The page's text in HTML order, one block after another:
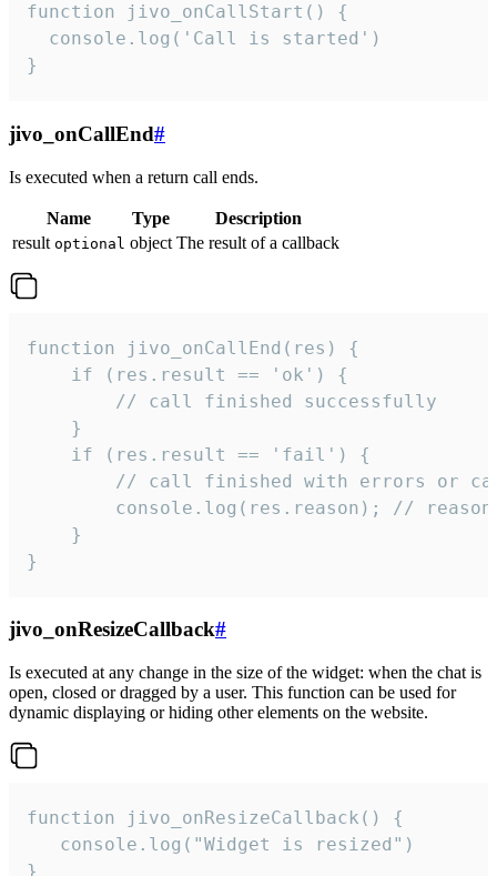
function jivo_onCallStart() {
  console.log('Call is started')
}
jivo_onCallEnd#
Is executed when a return call ends.
Name Type
Description
result optional object The result of a callback
function jivo_onCallEnd(res) {
    if (res.result == 'ok') {
        // call finished successfully
    }
    if (res.result == 'fail') {
// call finished with errors or
console.log(res.reason); //
    }
}
jivo_onResizeCallback#
Is executed at any change in the size of the widget: when the chat is
open, closed or dragged by a user. This function can be used for
dynamic displaying or hiding other elements on the website.
function jivo_onResizeCallback() {
   console.log("Widget is resized")
}